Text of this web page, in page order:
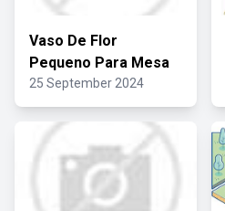
Vaso De Flor
Pequeno Para Mesa
25 September 2024